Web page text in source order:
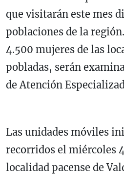
que visitarán este mes
poblaciones de la
4.500 mujeres de las
pobladas, serán
de Atención
Las unidades móviles
recorridos el miércoles
localidad pacense de